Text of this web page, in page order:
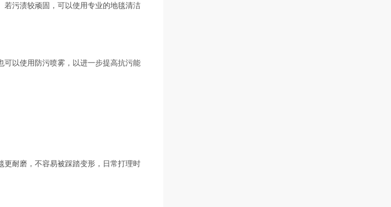
污渍较顽固，可以使用专业的地毯清洁
以使用防污喷雾，以进一步提高抗污能
耐磨，不容易被踩踏变形，日常打理时